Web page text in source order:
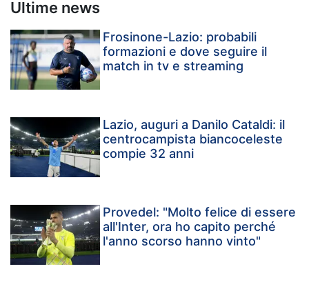
Ultime news
Frosinone-Lazio: probabili
formazioni e dove seguire il
match in tv e streaming
Lazio, auguri a Danilo Cataldi: il
centrocampista biancoceleste
compie 32 anni
Provedel: "Molto felice di essere
all'Inter, ora ho capito perché
l'anno scorso hanno vinto"